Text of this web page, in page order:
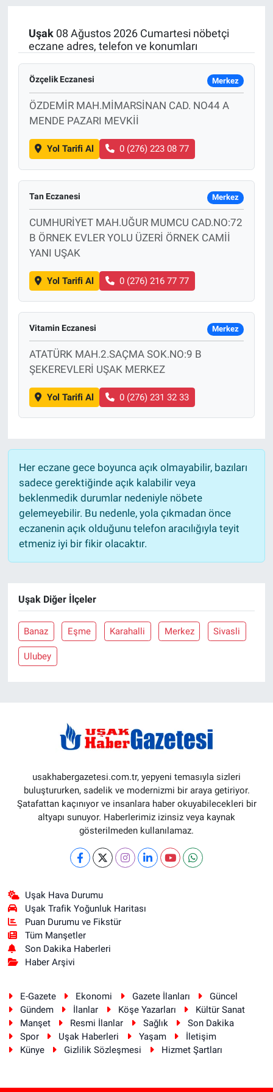
Uşak08 Ağustos 2026 Cumartesi nöbetçi
eczane adres, telefon ve konumları
Özçelik Eczanesi Merkez
ÖZDEMİR MAH.MİMARSİNAN CAD. NO44 A
MENDE PAZARI MEVKİİ
Yol Tarifi Al 0 (276) 223 08 77
Tan Eczanesi Merkez
CUMHURİYET MAH.UĞUR MUMCU CAD.NO:72
B ÖRNEK EVLER YOLU ÜZERİ ÖRNEK CAMİİ
YANI UŞAK
Yol Tarifi Al 0 (276) 216 77 77
Vitamin Eczanesi Merkez
ATATÜRK MAH.2.SAÇMA SOK.NO:9 B
ŞEKEREVLERİ UŞAK MERKEZ
Yol Tarifi Al 0 (276) 231 32 33
Her eczane gece boyunca açık olmayabilir, bazıları
sadece gerektiğinde açık kalabilir veya
beklenmedik durumlar nedeniyle nöbete
gelemeyebilir. Bu nedenle, yola çıkmadan önce
eczanenin açık olduğunu telefon aracılığıyla teyit
etmeniz iyi bir fikir olacaktır.
Uşak Diğer İlçeler
Banaz Eşme Karahalli Merkez Sivasli
Ulubey
usakhabergazetesi.com.tr, yepyeni temasıyla sizleri
buluştururken, sadelik ve modernizmi bir araya getiriyor.
Şatafattan kaçınıyor ve insanlara haber okuyabilecekleri bir
altyapı sunuyor. Haberlerimiz izinsiz veya kaynak
gösterilmeden kullanılamaz.
Uşak Hava Durumu
Uşak Trafik Yoğunluk Haritası
Puan Durumu ve Fikstür
Tüm Manşetler
Son Dakika Haberleri
Haber Arşivi
E-Gazete Ekonomi Gazete İlanları
Güncel
Gündem
İlanlar Köşe Yazarları
Kültür Sanat
Manşet
Resmi İlanlar Sağlık
Son Dakika
Spor
Uşak Haberleri Yaşam
İletişim
Künye
Gizlilik Sözleşmesi Hizmet Şartları
Resmi İlanlar
Sağlık
Son Dakika
Spor
Uşak Haberleri